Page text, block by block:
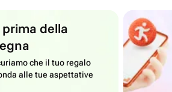
della
che il tuo regalo
alle tue aspettative